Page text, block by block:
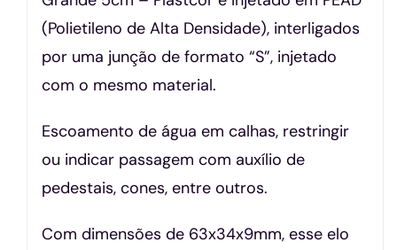
(Polietileno de Alta Densidade), interligados
por uma junção de formato “S”, injetado
com o mesmo material.
Escoamento de água em calhas, restringir
ou indicar passagem com auxílio de
pedestais, cones, entre outros.
Com dimensões de 63x34x9mm, esse elo